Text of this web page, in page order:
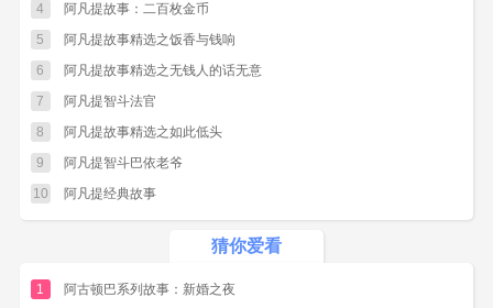
“阿凡提,你竟敢骗我,这马怎么没长翅膀?” 阿
凡提说 ：“马怎么会长翅膀，国王它既然跑不动，
你就不会像我一样 ，把外衣脱下来装在口袋里吗
? ”虽然被雨淋着点 ，衣服却是干的 。唉 ，原来
国王是一回事儿 ，聪明又是一回事儿。
阿凡提智斗国王的故事点评
国王取笑阿凡提这是不对的，但是阿凡提用
自己的聪明让国王以后都不敢取笑他。阿凡提把
自己的外衣脱下来，返来的时候再穿上，让国王
误以为当真了，其实国王的聪明也不过如此，竟
4
阿凡提故事：二百枚金币
5
阿凡提故事精选之饭香与钱响
6
阿凡提故事精选之无钱人的话无意
7
阿凡提智斗法官
8
阿凡提故事精选之如此低头
9
阿凡提智斗巴依老爷
10
阿凡提经典故事
猜你爱看
1
阿古顿巴系列故事：新婚之夜